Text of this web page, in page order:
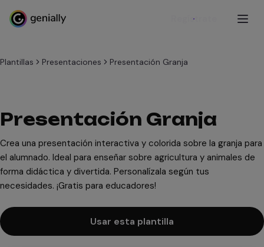
Regístrate
Plantillas Presentaciones Presentación Granja
Presentación Granja
Crea una presentación interactiva y colorida sobre la granja para
el alumnado. Ideal para enseñar sobre agricultura y animales de
forma didáctica y divertida. Personalízala según tus
necesidades. ¡Gratis para educadores!
Usar esta plantilla